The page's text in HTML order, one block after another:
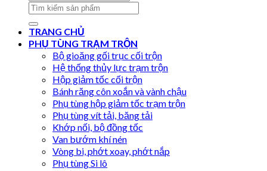
Search
for:
TRANG CHỦ
PHỤ TÙNG TRẠM TRỘN
Bộ gioăng gối trục cối trộn
Hệ thống thủy lực trạm trộn
Hộp giảm tốc cối trộn
Bánh răng côn xoắn và vành chậu
Phụ tùng hộp giảm tốc trạm trộn
Phụ tùng vít tải, băng tải
Khớp nối, bộ đồng tốc
Van bướm khí nén
Vòng bi, phớt xoay, phớt nắp
Phụ tùng Si lô